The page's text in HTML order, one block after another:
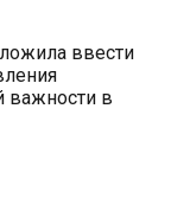
ввести
важности в